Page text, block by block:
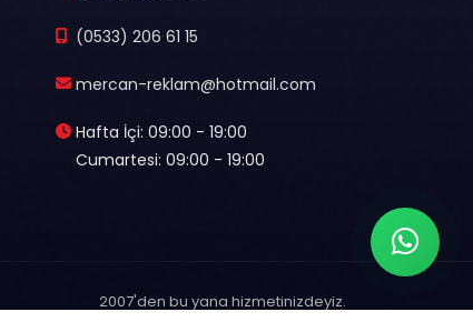
(0533) 206 61 15
mercan-reklam@hotmail.com
Hafta İçi: 09:00 - 19:00
Cumartesi: 09:00 - 19:00
2007'den bu yana hizmetinizdeyiz.